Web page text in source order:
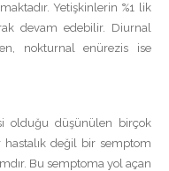
Yetişkinlerin %1 lik
devam edebilir. Diurnal
nokturnal enürezis ise
olduğu düşünülen birçok
değil bir semptom
Bu semptoma yol açan